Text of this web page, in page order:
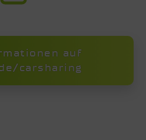
auf
carsharing